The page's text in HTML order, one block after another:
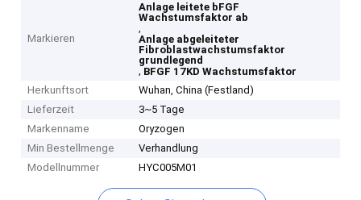
Markieren
Anlage leitete bFGF
Wachstumsfaktor ab
,
Anlage abgeleiteter
Fibroblastwachstumsfaktor
grundlegend
, BFGF 17KD Wachstumsfaktor
Herkunftsort
Wuhan, China (Festland)
Lieferzeit
3~5 Tage
Markenname
Oryzogen
Min Bestellmenge
Verhandlung
Modellnummer
HYC005M01